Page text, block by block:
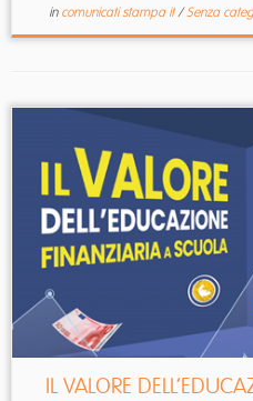
in comunicati stampa it/Senza
IL VALORE